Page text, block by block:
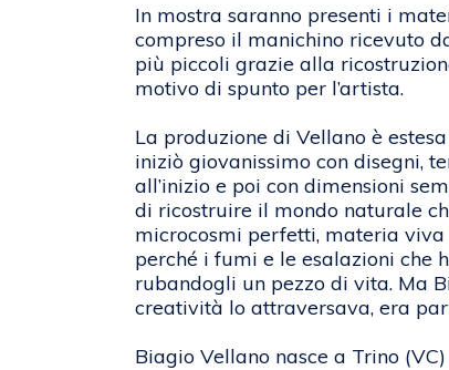
In mostra saranno presenti i
compreso il manichino ricevuto
più piccoli grazie alla
motivo di spunto per l’artista.
La produzione di Vellano è
iniziò giovanissimo con disegni,
all’inizio e poi con dimensioni
di ricostruire il mondo naturale
microcosmi perfetti, materia viva
perché i fumi e le esalazioni che
rubandogli un pezzo di vita. Ma
creatività lo attraversava, era
Biagio Vellano nasce a Trino